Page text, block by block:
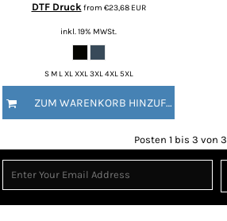
DTF Druckfrom €23,68 EUR
inkl. 19% MWSt.
S M L XL XXL 3XL 4XL 5XL
ZUM WARENKORB HINZUFÜGEN
Posten 1 bis 3 von 3